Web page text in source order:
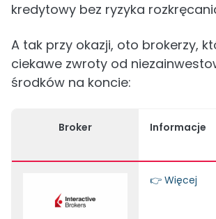
kredytowy bez ryzyka
A tak przy okazji, oto brokerzy,
ciekawe zwroty od
środków na koncie:
Broker Informacje
👉 Więcej